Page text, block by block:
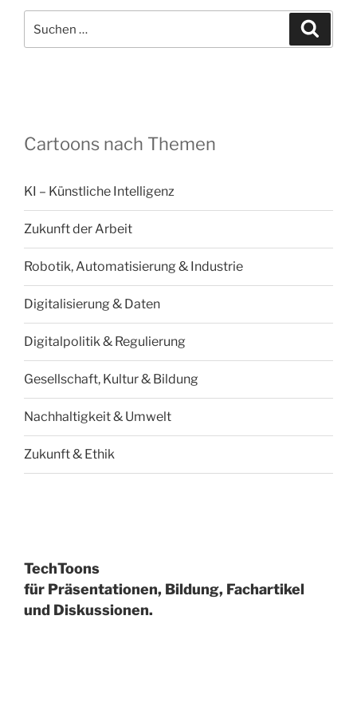
nach:
Cartoons nach Themen
KI – Künstliche Intelligenz
Zukunft der Arbeit
Robotik, Automatisierung & Industrie
Digitalisierung & Daten
Digitalpolitik & Regulierung
Gesellschaft, Kultur & Bildung
Nachhaltigkeit & Umwelt
Zukunft & Ethik
TechToons
für Präsentationen, Bildung, Fachartikel
und Diskussionen.